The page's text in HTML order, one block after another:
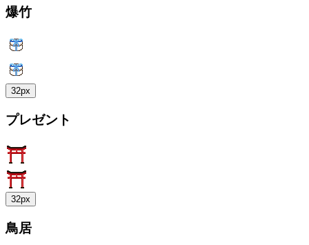
爆竹
32px
プレゼント
32px
鳥居